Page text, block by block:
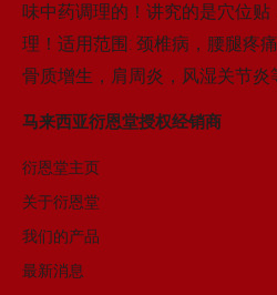
味中药调理的！讲究的是穴位
理！适用范围: 颈椎病，腰腿疼
骨质增生，肩周炎，风湿关节炎
马来西亚衍恩堂授权经销商
衍恩堂主页
关于衍恩堂
我们的产品
最新消息